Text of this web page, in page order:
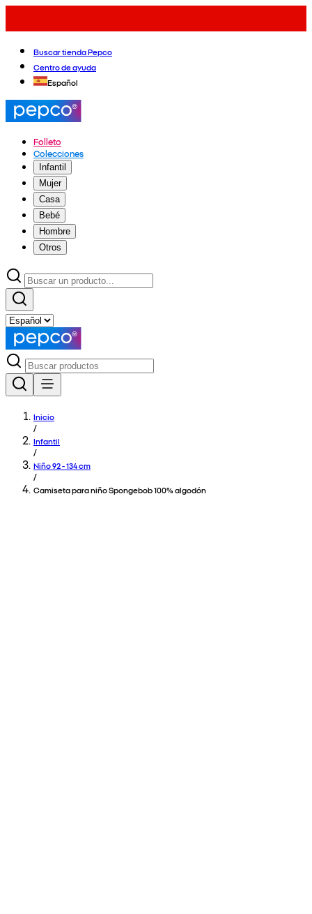
Buscar tienda Pepco
Centro de ayuda
Español
Folleto
Colecciones
Infantil
Mujer
Casa
Bebé
Hombre
Otros
Inicio
/
Infantil
/
Niño 92 - 134 cm
/
Camiseta para niño Spongebob 100% algodón